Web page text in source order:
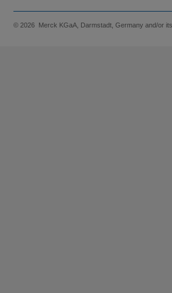
© 2026 Merck KGaA, Darmstadt, Germany and/or